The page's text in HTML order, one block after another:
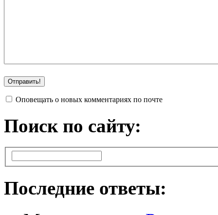
Оповещать о новых комментариях по почте
Поиск по сайту:
Последние ответы: